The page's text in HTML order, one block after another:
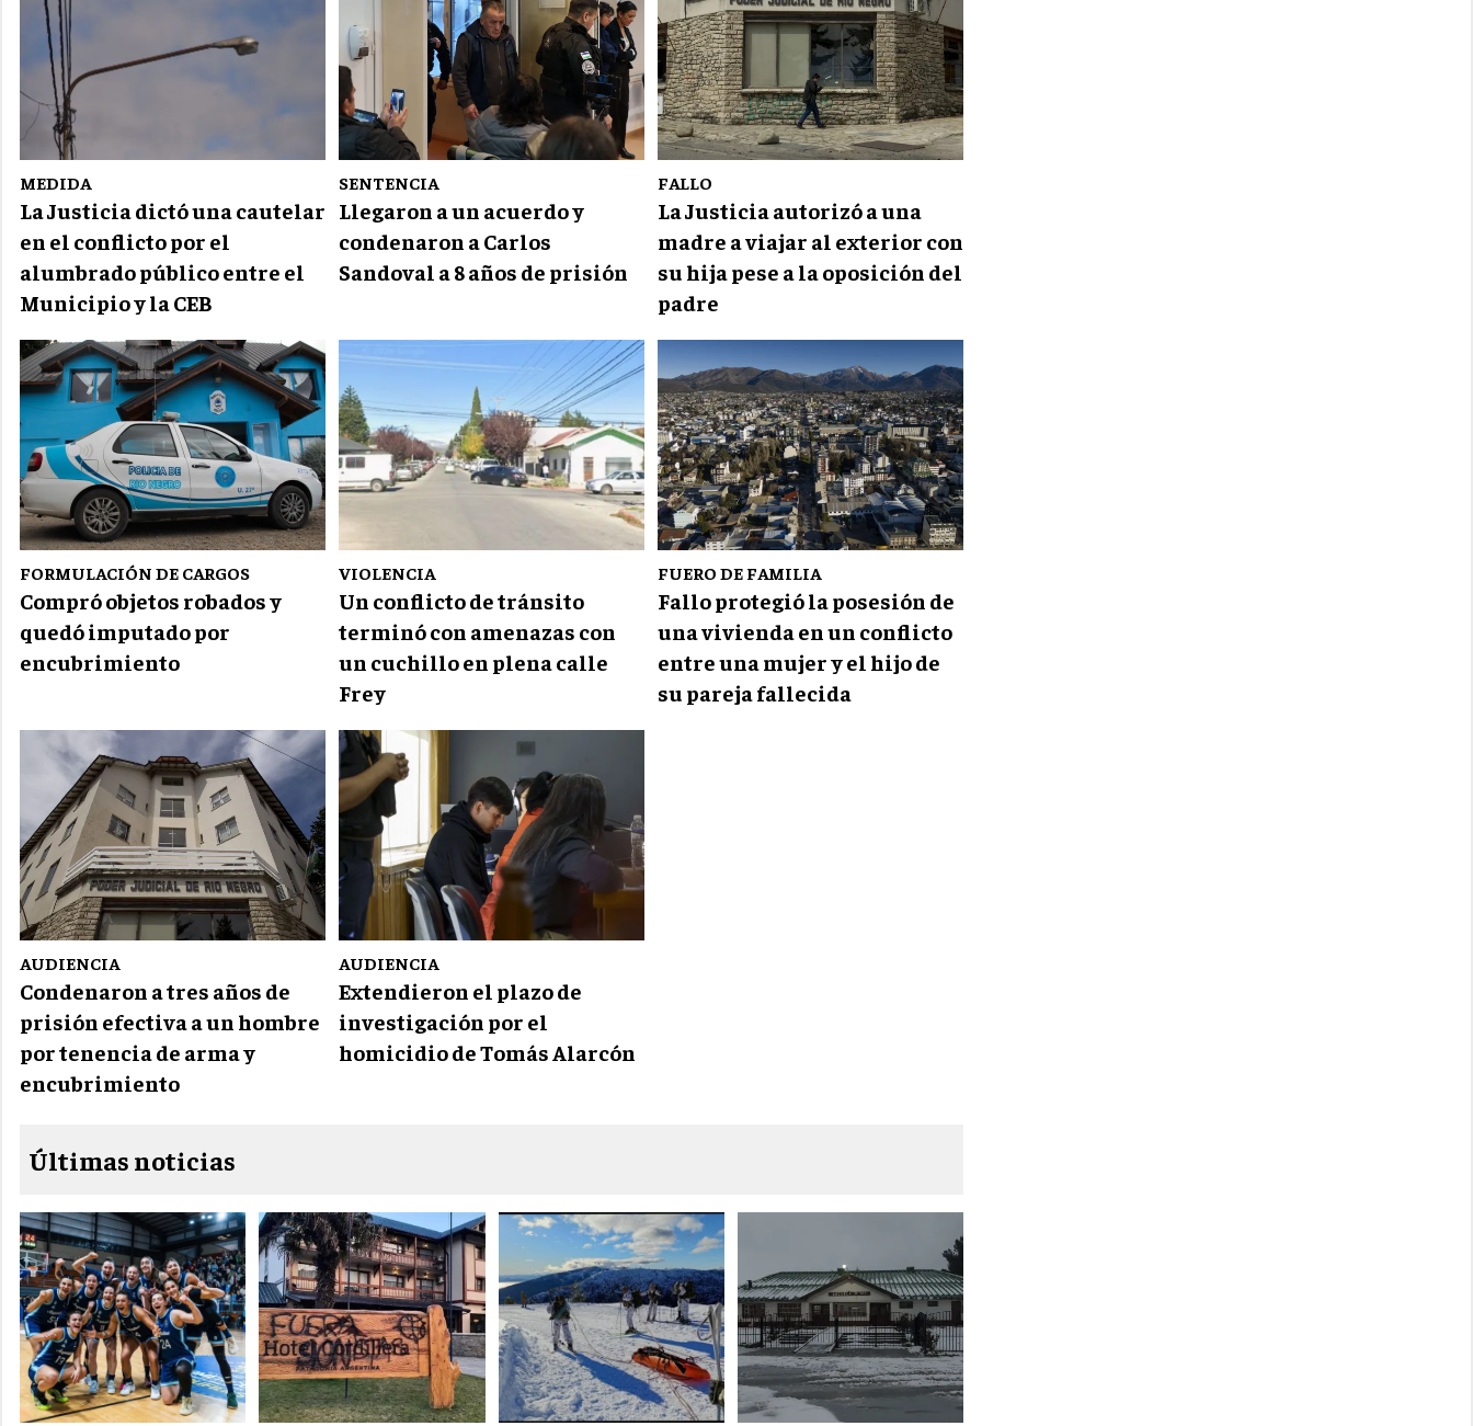
MEDIDA
La Justicia dictó una cautelar
en el conflicto por el
alumbrado público entre el
Municipio y la CEB
SENTENCIA
Llegaron a un acuerdo y
condenaron a Carlos
Sandoval a 8 años de prisión
FALLO
La Justicia autorizó a una
madre a viajar al exterior con
su hija pese a la oposición del
padre
FORMULACIÓN DE CARGOS
Compró objetos robados y
quedó imputado por
encubrimiento
VIOLENCIA
Un conflicto de tránsito
terminó con amenazas con
un cuchillo en plena calle
Frey
FUERO DE FAMILIA
Fallo protegió la posesión de
una vivienda en un conflicto
entre una mujer y el hijo de
su pareja fallecida
AUDIENCIA
Condenaron a tres años de
prisión efectiva a un hombre
por tenencia de arma y
encubrimiento
AUDIENCIA
Extendieron el plazo de
investigación por el
homicidio de Tomás Alarcón
Últimas noticias